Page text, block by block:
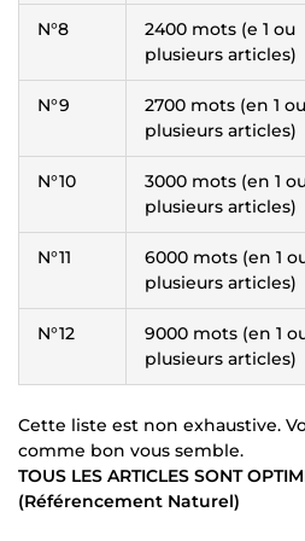
N°8
2400 mots (e 1 ou
plusieurs articles)
N°9
2700 mots (en 1 ou
plusieurs articles)
N°10
3000 mots (en 1
plusieurs articles)
N°11
6000 mots (en 1
plusieurs articles)
N°12
9000 mots (en 1
plusieurs articles)
Cette liste est non exhaustive.
comme bon vous semble.
TOUS LES ARTICLES SONT
(Référencement Naturel)